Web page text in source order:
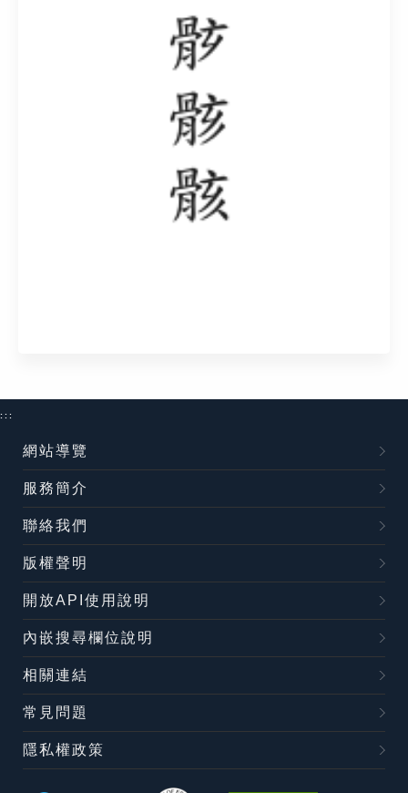
:::
網站導覽
服務簡介
聯絡我們
版權聲明
開放API使用說明
內嵌搜尋欄位說明
相關連結
常見問題
隱私權政策